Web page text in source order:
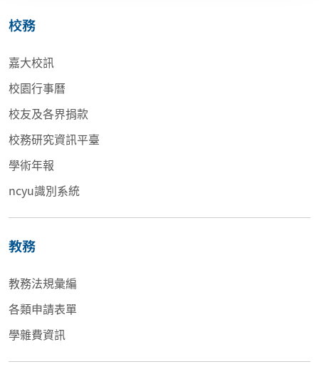
校務
嘉大校訊
校園行事曆
校友及各界捐款
校務研究資訊平臺
學術年報
ncyu識別系統
教務
教務法規彙編
各類申請表單
學雜費資訊